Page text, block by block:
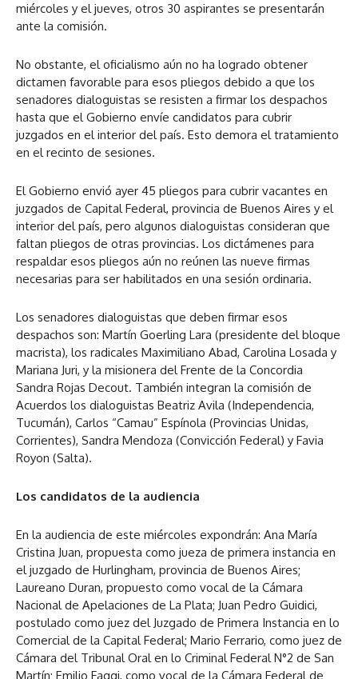
miércoles y el jueves, otros 30 aspirantes se presentarán
ante la comisión.
No obstante, el oficialismo aún no ha logrado obtener
dictamen favorable para esos pliegos debido a que los
senadores dialoguistas se resisten a firmar los despachos
hasta que el Gobierno envíe candidatos para cubrir
juzgados en el interior del país. Esto demora el tratamiento
en el recinto de sesiones.
El Gobierno envió ayer 45 pliegos para cubrir vacantes en
juzgados de Capital Federal, provincia de Buenos Aires y el
interior del país, pero algunos dialoguistas consideran que
faltan pliegos de otras provincias. Los dictámenes para
respaldar esos pliegos aún no reúnen las nueve firmas
necesarias para ser habilitados en una sesión ordinaria.
Los senadores dialoguistas que deben firmar esos
despachos son: Martín Goerling Lara (presidente del bloque
macrista), los radicales Maximiliano Abad, Carolina Losada y
Mariana Juri, y la misionera del Frente de la Concordia
Sandra Rojas Decout. También integran la comisión de
Acuerdos los dialoguistas Beatriz Avila (Independencia,
Tucumán), Carlos “Camau” Espínola (Provincias Unidas,
Corrientes), Sandra Mendoza (Convicción Federal) y Favia
Royon (Salta).
Los candidatos de la audiencia
En la audiencia de este miércoles expondrán: Ana María
Cristina Juan, propuesta como jueza de primera instancia en
el juzgado de Hurlingham, provincia de Buenos Aires;
Laureano Duran, propuesto como vocal de la Cámara
Nacional de Apelaciones de La Plata; Juan Pedro Guidici,
postulado como juez del Juzgado de Primera Instancia en lo
Comercial de la Capital Federal; Mario Ferrario, como juez de
Cámara del Tribunal Oral en lo Criminal Federal N°2 de San
Martín; Emilio Faggi, como vocal de la Cámara Federal de